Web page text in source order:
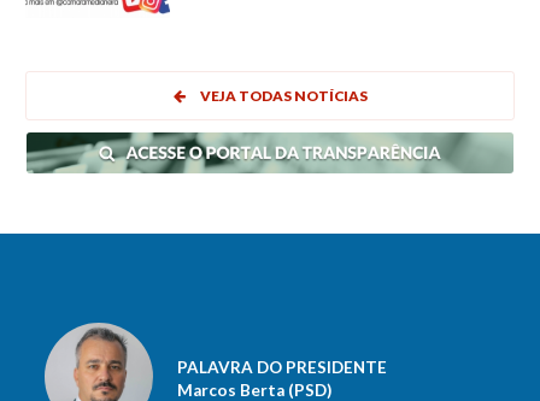
VEJA TODAS NOTÍCIAS
PALAVRA DO PRESIDENTE
Marcos Berta (PSD)